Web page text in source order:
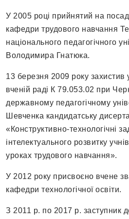
У 2005 році прийнятий на
кафедри трудового навчання
національного педагогічного
Володимира Гнатюка.
13 березня 2009 року захистив
вченій раді К 79.053.02 при
державному педагогічному
Шевченка кандидатську
«Конструктивно-технологічні
інтелектуального розвитку
уроках трудового навчання».
У 2012 року присвоєно вчене
кафедри технологічної освіти.
З 2011 р. по 2017 р. заступник